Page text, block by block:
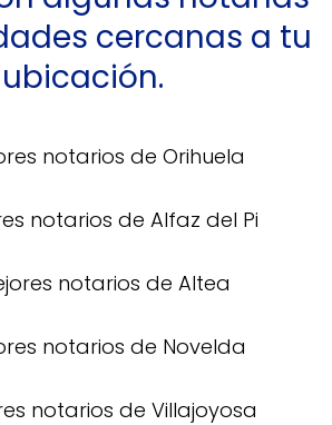
cercanas a tu
ubicación.
notarios de Orihuela
notarios de Alfaz del Pi
notarios de Altea
notarios de Novelda
notarios de Villajoyosa